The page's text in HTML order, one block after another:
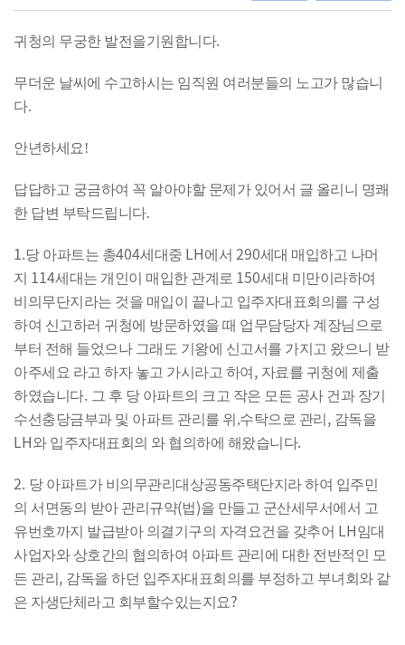
으
이
동
귀청의 무궁한 발전을기원합니다.
무더운 날씨에 수고하시는 임직원 여러분들의 노고가 많습니
다.
안년하세요!
답답하고 궁금하여 꼭 알아야할 문제가 있어서 글 올리니 명쾌
한 답변 부탁드립니다.
1.당 아파트는 총404세대중 LH에서 290세대 매입하고 나머
지 114세대는 개인이 매입한 관계로 150세대 미만이라하여
비의무단지라는 것을 매입이 끝나고 입주자대표회의를 구성
하여 신고하러 귀청에 방문하였을 때 업무담당자 계장님으로
부터 전해 들었으나 그래도 기왕에 신고서를 가지고 왔으니 받
아주세요 라고 하자 놓고 가시라고 하여 , 자료를 귀청에 제출
하였습니다. 그 후 당 아파트의 크고 작은 모든 공사 건과 장기
수선충당금부과 및 아파트 관리를 위,수탁으로 관리 , 감독을
LH와 입주자대표회의 와 협의하에 해왔습니다.
2. 당 아파트가 비의무관리대상공동주택단지라 하여 입주민
의 서면동의 받아 관리규약(법)을 만들고 군산세무서에서 고
유번호까지 발급받아 의결기구의 자격요건을 갖추어 LH임대
사업자와 상호간의 협의하여 아파트 관리에 대한 전반적인 모
든 관리 , 감독을 하던 입주자대표회의를 부정하고 부녀회와 같
은 자생단체라고 회부할수있는지요?